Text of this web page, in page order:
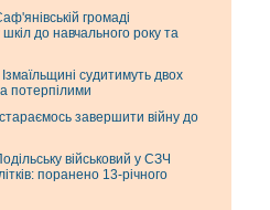
громаді
до навчального року та
судитимуть двох
потерпілими
завершити війну до
військовий у СЗЧ
поранено 13-річного